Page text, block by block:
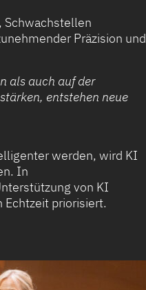
Schwachstellen
Präzision und
als auch auf der
entstehen neue
werden, wird KI
In
von KI
priorisiert.